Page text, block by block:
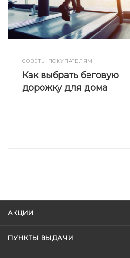
СОВЕТЫ ПОКУПАТЕЛЯМ
Как выбрать беговую
дорожку для дома
АКЦИИ
ПУНКТЫ ВЫДАЧИ